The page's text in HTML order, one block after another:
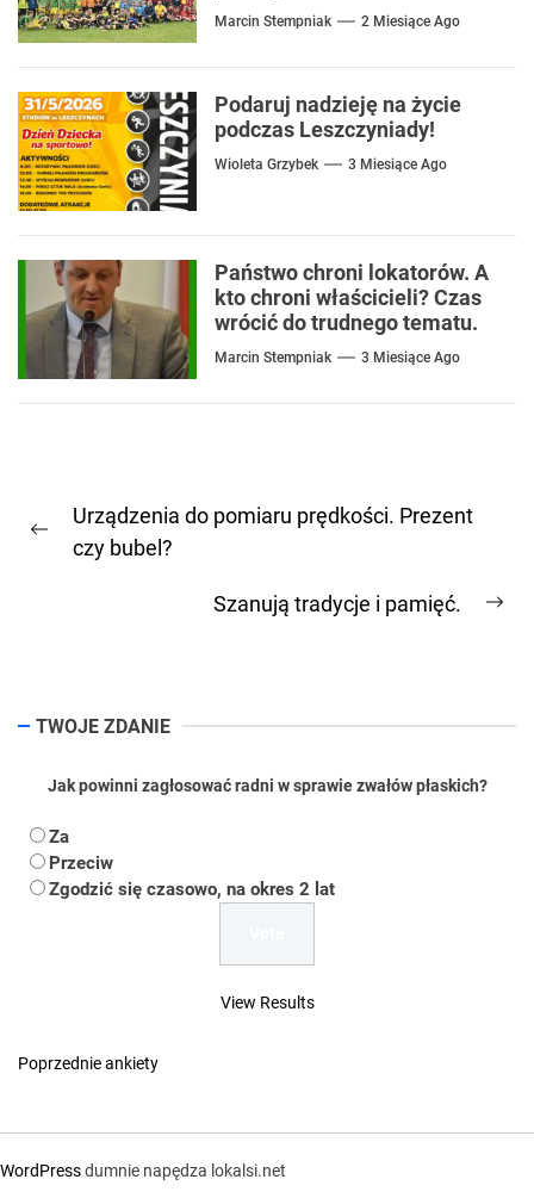
Marcin Stempniak 2 Miesiące Ago
Podaruj nadzieję na życie
podczas Leszczyniady!
Wioleta Grzybek 3 Miesiące Ago
Państwo chroni lokatorów. A
kto chroni właścicieli? Czas
wrócić do trudnego tematu.
Marcin Stempniak 3 Miesiące Ago
wpisu
Previous
Urządzenia do pomiaru prędkości. Prezent
czy bubel?
Szanują tradycje i pamięć.
TWOJE ZDANIE
Jak powinni zagłosować radni w sprawie zwałów płaskich?
Za
Przeciw
Zgodzić się czasowo, na okres 2 lat
View Results
Poprzednie ankiety
WordPressdumnie napędza lokalsi.net